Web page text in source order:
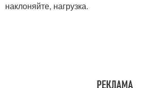
наклоняйте, нагрузка.